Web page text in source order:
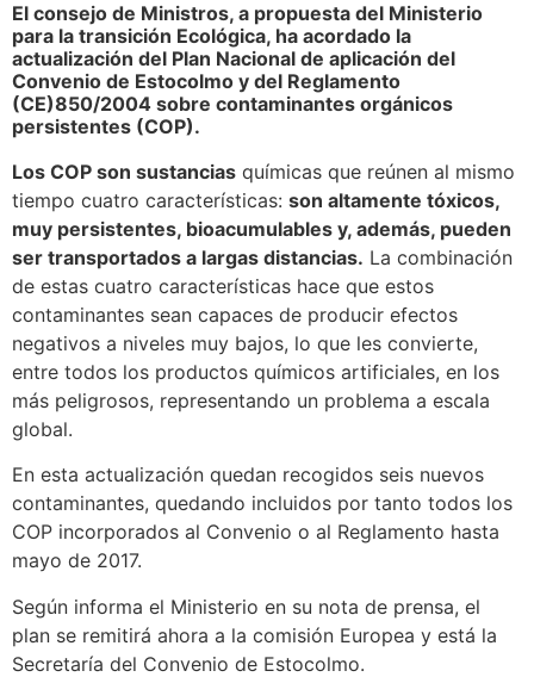
El consejo de Ministros, a propuesta del Ministerio
para la transición Ecológica, ha acordado la
actualización del Plan Nacional de aplicación del
Convenio de Estocolmo y del Reglamento
(CE)850/2004 sobre contaminantes orgánicos
persistentes (COP).
Los COP son sustancias químicas que reúnen al mismo
tiempo cuatro características: son altamente tóxicos,
muy persistentes, bioacumulables y, además, pueden
ser transportados a largas distancias. La combinación
de estas cuatro características hace que estos
contaminantes sean capaces de producir efectos
negativos a niveles muy bajos, lo que les convierte,
entre todos los productos químicos artificiales, en los
más peligrosos, representando un problema a escala
global.
En esta actualización quedan recogidos seis nuevos
contaminantes, quedando incluidos por tanto todos los
COP incorporados al Convenio o al Reglamento hasta
mayo de 2017.
Según informa el Ministerio en su nota de prensa, el
plan se remitirá ahora a la comisión Europea y está la
Secretaría del Convenio de Estocolmo.